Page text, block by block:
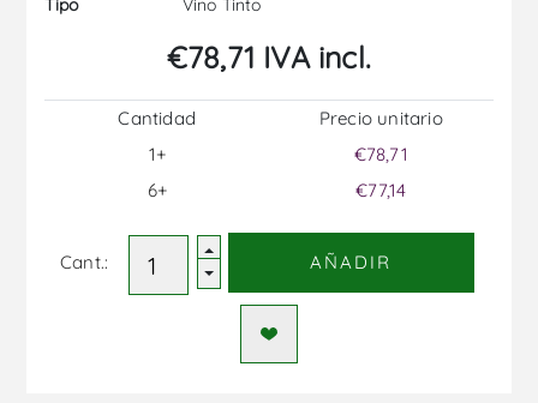
Tipo
€78,71 IVA incl.
Cantidad
1+
6+
Precio unitario
€78,71
€77,14
Cant.: AÑADIR